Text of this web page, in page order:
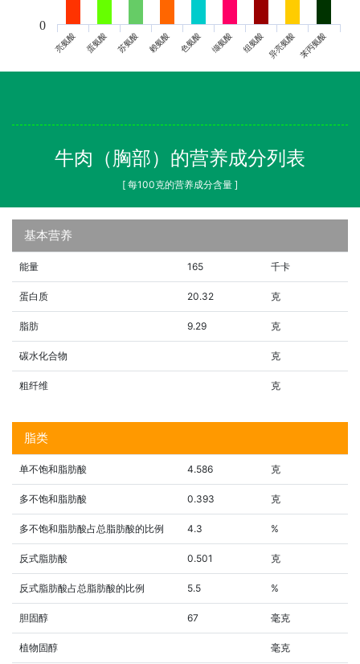
亮氨酸 蛋氨酸 苏氨酸 赖氨酸 色氨酸 缬氨酸 组氨酸 异亮氨酸苯丙氨酸
0
牛肉（胸部）的营养成分列表
[ 每100克的营养成分含量 ]
基本营养
能量 165 千卡
蛋白质 20.32 克
脂肪 9.29 克
碳水化合物 克
粗纤维 克
脂类
单不饱和脂肪酸 4.586 克
多不饱和脂肪酸 0.393 克
多不饱和脂肪酸占总脂肪酸的比例 4.3 %
反式脂肪酸 0.501 克
反式脂肪酸占总脂肪酸的比例 5.5 %
胆固醇 67 毫克
植物固醇 毫克